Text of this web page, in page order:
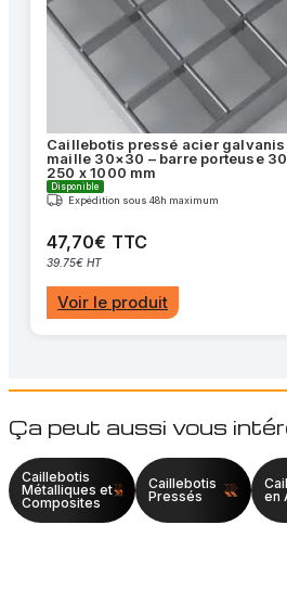
Caillebotis pressé acier
maille 30×30 – barre porteuse
250 x 1000 mm
Disponible
Expédition sous 48h maximum
47,70€ TTC
39.75€ HT
Voir le produit
Ça peut aussi vous
Caillebotis
Métalliques et
Composites
Caillebotis
Pressés
en